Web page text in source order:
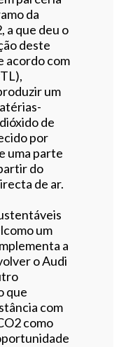
da
a que deu o
deste
acordo com
um
de
por
uma parte
do
de ar.
um
a
o Audi
que
com
como